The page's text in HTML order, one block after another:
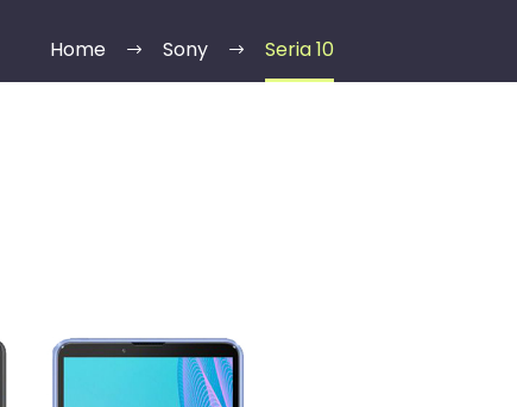
Home Sony Seria 10